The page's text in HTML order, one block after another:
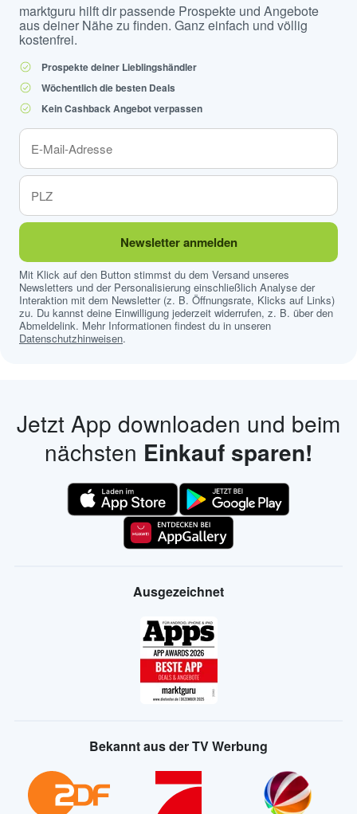
marktguru hilft dir passende Prospekte und Angebote
aus deiner Nähe zu finden. Ganz einfach und völlig
kostenfrei.
Prospekte deiner Lieblingshändler
Wöchentlich die besten Deals
Kein Cashback Angebot verpassen
Newsletter anmelden
Mit Klick auf den Button stimmst du dem Versand unseres
Newsletters und der Personalisierung einschließlich Analyse der
Interaktion mit dem Newsletter (z. B. Öffnungsrate, Klicks auf Links)
zu. Du kannst deine Einwilligung jederzeit widerrufen, z. B. über den
Abmeldelink. Mehr Informationen findest du in unseren
Datenschutzhinweisen.
Jetzt App downloaden und beim
nächsten Einkauf sparen!
Ausgezeichnet
Bekannt aus der TV Werbung